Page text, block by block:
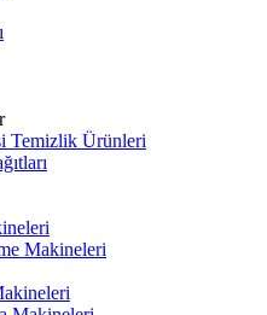
Temizlik Ürünleri
Makineleri